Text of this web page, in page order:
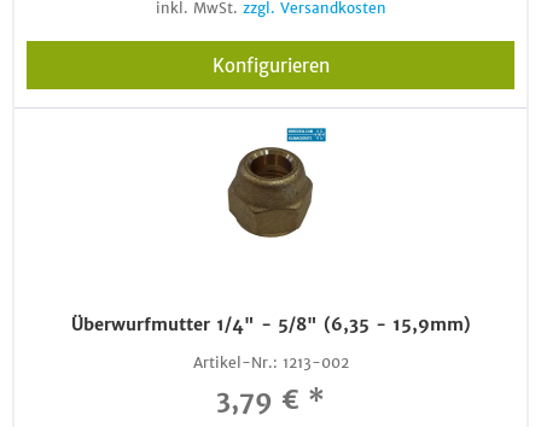
inkl. MwSt. zzgl. Versandkosten
Konfigurieren
Überwurfmutter 1/4" - 5/8" (6,35 - 15,9mm)
Artikel-Nr.: 1213-002
3,79 € *